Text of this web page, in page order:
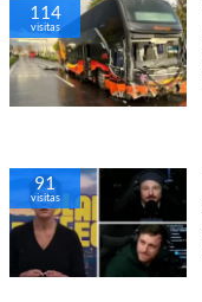
114
visitas
91
visitas